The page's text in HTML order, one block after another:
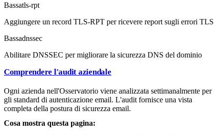
Bassatls-rpt
Aggiungere un record TLS-RPT per ricevere report sugli errori TLS
Bassadnssec
Abilitare DNSSEC per migliorare la sicurezza DNS del dominio
Comprendere l'audit aziendale
Ogni azienda nell'Osservatorio viene analizzata settimanalmente per
gli standard di autenticazione email. L'audit fornisce una vista
completa della postura di sicurezza email.
Cosa mostra questa pagina: